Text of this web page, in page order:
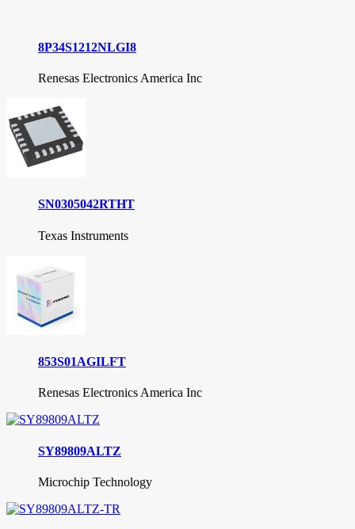
8T79S308NLGI/W
8P34S1212NLGI8
Renesas Electronics America Inc